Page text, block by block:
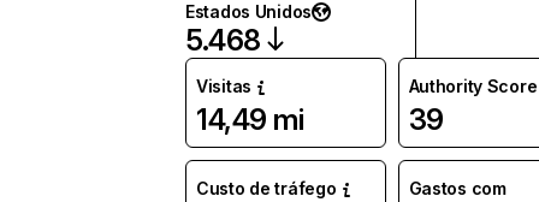
Estados Unidos
5.468
Visitas
14,49 mi
Authority Score
39
Custo de tráfego
Gastos com